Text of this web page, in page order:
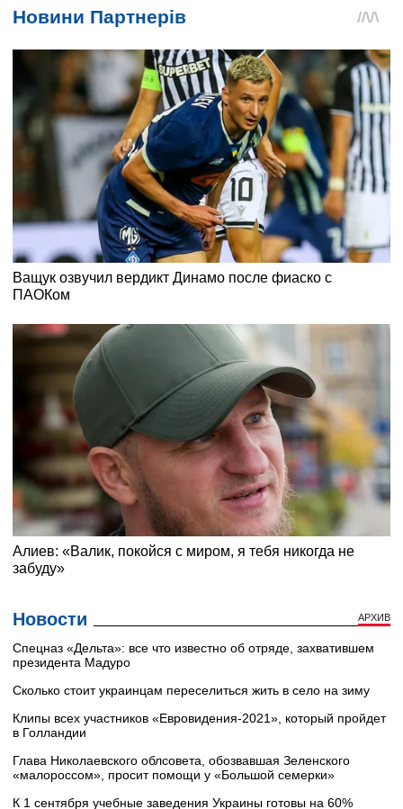
Новости АРХИВ
Cпецназ «Дельта»: все что известно об отряде, захватившем
президента Мадуро
Сколько стоит украинцам переселиться жить в село на зиму
Клипы всех участников «Евровидения-2021», который пройдет
в Голландии
Глава Николаевского облсовета, обозвавшая Зеленского
«малороссом», просит помощи у «Большой семерки»
К 1 сентября учебные заведения Украины готовы на 60%